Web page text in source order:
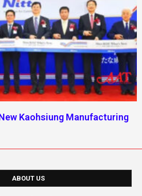
Kaohsiung Manufacturing
ABOUT US